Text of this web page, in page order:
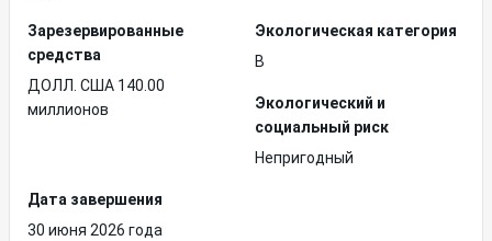
Зарезервированные
средства
ДОЛЛ. США 140.00
миллионов
Экологическая категория
B
Экологический и
социальный риск
Непригодный
Дата завершения
30 июня 2026 года